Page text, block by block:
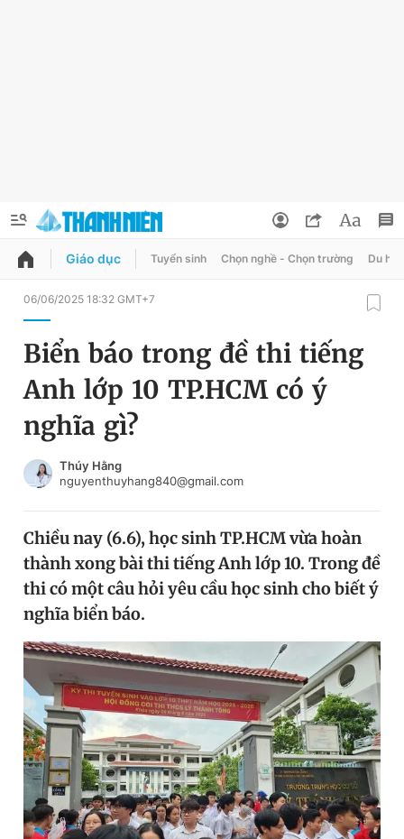
QUẢNG CÁO ĐẶT BÁO
Chuyên mục
Chuyên mục khác
Chào ngày mới
Video Magazine
Sản phẩm khác
Tiện ích Bạn cần biết
Thông tin tòa soạn Liên hệ quảng cáo
Đổi mật khẩu
Tin đã lưu
Tin đã xem
Đăng xuất
Giáo dục Tuyển sinh Chọn nghề - Chọn trường Du học
06/06/2025 18:32 GMT+7
Biển báo trong đề thi tiếng
Anh lớp 10 TP.HCM có ý
nghĩa gì?
Thúy Hằng
nguyenthuyhang840@gmail.com
Chiều nay (6.6), học sinh TP.HCM vừa hoàn
thành xong bài thi tiếng Anh lớp 10. Trong đề
thi có một câu hỏi yêu cầu học sinh cho biết ý
nghĩa biển báo.